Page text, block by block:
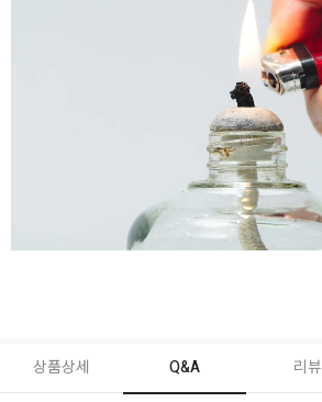
상품상세 Q&A 리뷰